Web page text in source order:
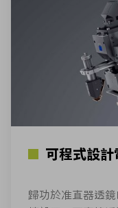
可程式設
歸功於准直器透